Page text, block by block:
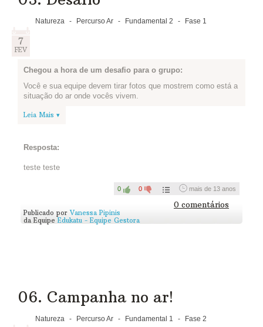
Natureza - Percurso Ar - Fundamental 2 - Fase 1
7
FEV
Chegou a hora de um desafio para o grupo:
Você e sua equipe devem tirar fotos que mostrem como está a
situação do ar onde vocês vivem.
Depois devem escolher juntos as 4 melhores imagens que
Se sua cidade tem áreas poluídas e outras onde o ar tem
gravar um vídeo utilizando uma câmera ou celular!
Leia Mais ▾
Resposta:
teste teste
0 0 mais de 13 anos
0 comentários
Publicado por Vanessa Pipinis
da Equipe Edukatu - Equipe Gestora
06. Campanha no ar!
Natureza - Percurso Ar - Fundamental 1 - Fase 2